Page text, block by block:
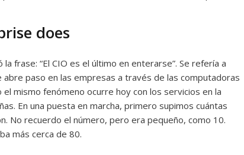
does
frase: “El CIO es el último en enterarse”. Se refería a
paso en las empresas a través de las computadoras
mismo fenómeno ocurre hoy con los servicios en la
En una puesta en marcha, primero supimos cuántas
No recuerdo el número, pero era pequeño, como 10.
más cerca de 80.